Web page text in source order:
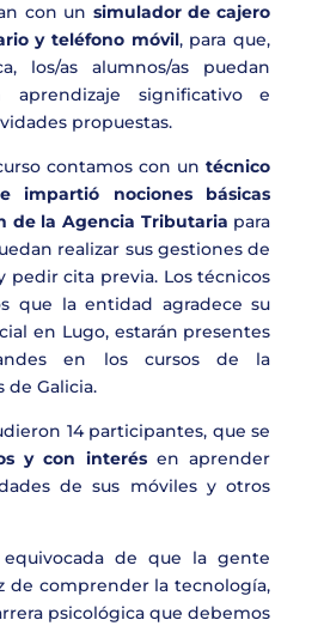
con un simulador de cajero
y teléfono móvil, para que,
los/as alumnos/as puedan
aprendizaje significativo e
propuestas.
contamos con untécnico
impartió nociones básicas
de la Agencia Tributaria para
realizar sus gestiones de
pedir cita previa. Los técnicos
que la entidad agradece su
en Lugo, estarán presentes
en los cursos de la
de Galicia.
14 participantes, que se
y con interésen aprender
de sus móviles y otros
de que la gente
de comprender la tecnología,
psicológica que debemos